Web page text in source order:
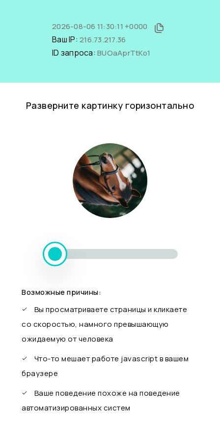
2026-08-06 11:30:11 +0000
Ваш IP: 216.73.217.36
ID запроса: BUOaAprTtKo1
Разверните картинку горизонтально
Возможные причины:
Вы просматриваете страницы и кликаете
со скоростью, намного превышающую
ожидаемую от человека
Что-то мешает работе javascript в вашем
браузере
Ваше поведение похоже на поведение
автоматизированных систем